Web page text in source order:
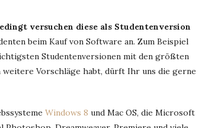
versuchen diese als Studentenversion
beim Kauf von Software an. Zum Beispiel
Studentenversionen mit den größten
Vorschläge habt, dürft Ihr uns die gerne
Windows 8 und Mac OS, die Microsoft